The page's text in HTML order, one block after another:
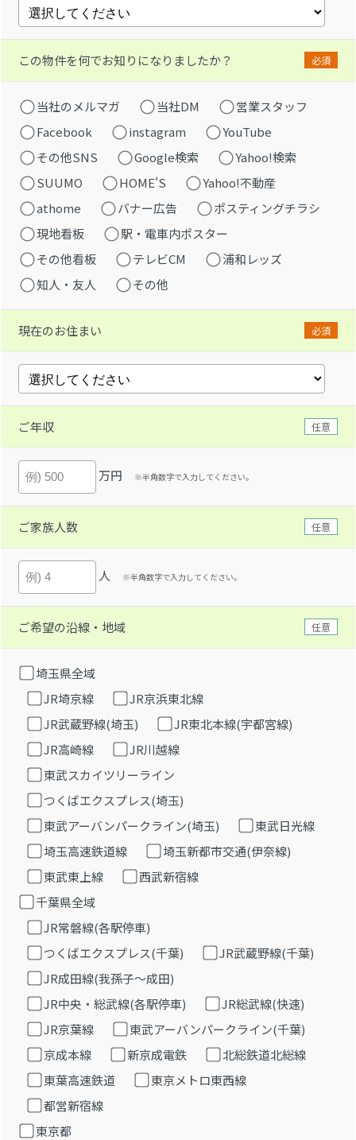
この物件を何でお知りになりましたか？ 必須
当社のメルマガ 当社DM
営業スタッフ
Facebook
instagram
YouTube
その他SNS
Google検索
Yahoo!検索
SUUMO
HOME'S
Yahoo!不動産
athome
バナー広告
ポスティングチラシ
現地看板
駅・電車内ポスター
その他看板
テレビCM
浦和レッズ
知人・友人
その他
現在のお住まい 必須
ご年収 任意
万円 ※半角数字で入力してください。
ご家族人数 任意
人 ※半角数字で入力してください。
ご希望の沿線・地域 任意
埼玉県全域
JR埼京線
JR京浜東北線
JR武蔵野線(埼玉)
JR東北本線(宇都宮線)
JR高崎線
JR川越線
東武スカイツリーライン
つくばエクスプレス(埼玉)
東武アーバンパークライン(埼玉)
東武日光線
埼玉高速鉄道線
埼玉新都市交通(伊奈線)
東武東上線
西武新宿線
千葉県全域
JR常磐線(各駅停車)
つくばエクスプレス(千葉)
JR武蔵野線(千葉)
JR成田線(我孫子～成田)
JR中央・総武線(各駅停車)
JR総武線(快速)
JR京葉線
東武アーバンパークライン(千葉)
京成本線
新京成電鉄
北総鉄道北総線
東葉高速鉄道
東京メトロ東西線
都営新宿線
東京都